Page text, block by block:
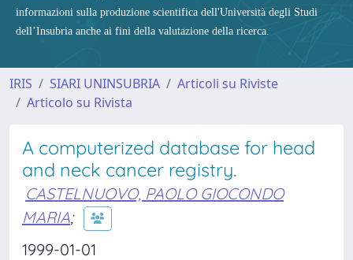
informazioni sulla produzione scientifica dell'Università degli Studi
dell’Insubria anche ai fini della valutazione della ricerca.
IRIS SIARI UNINSUBRIA
Articoli su Riviste
Articolo su Rivista
A computerized database for head
and neck cancer registry.
CASTELNUOVO, PAOLO GIOCONDO
MARIA;
1999-01-01